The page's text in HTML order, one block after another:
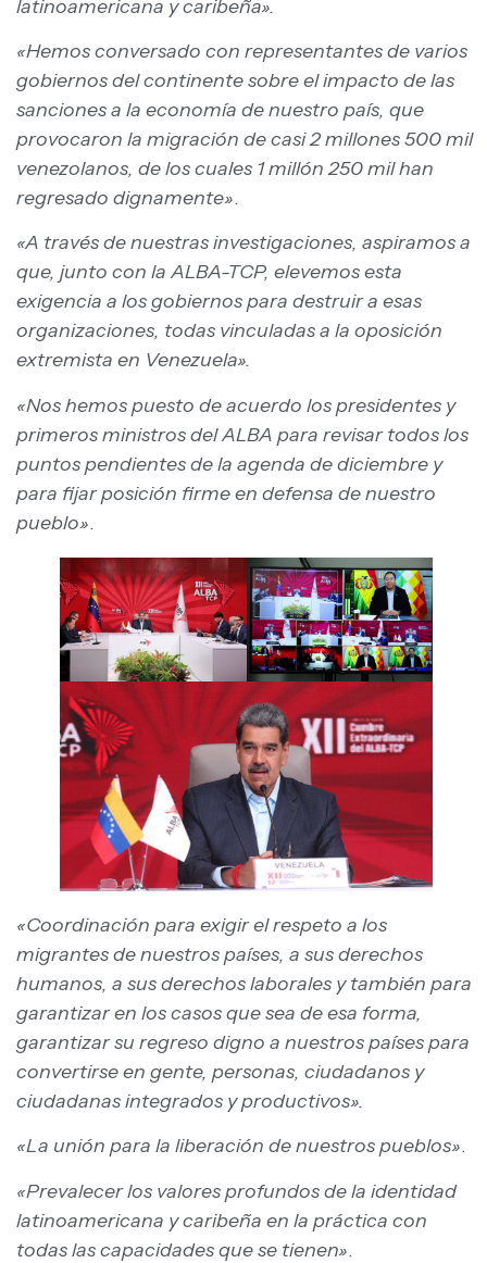
latinoamericana y caribeña».
«Hemos conversado con representantes de varios
gobiernos del continente sobre el impacto de las
sanciones a la economía de nuestro país, que
provocaron la migración de casi 2 millones 500 mil
venezolanos, de los cuales 1 millón 250 mil han
regresado dignamente».
«A través de nuestras investigaciones, aspiramos a
que, junto con la ALBA-TCP, elevemos esta
exigencia a los gobiernos para destruir a esas
organizaciones, todas vinculadas a la oposición
extremista en Venezuela».
«Nos hemos puesto de acuerdo los presidentes y
primeros ministros del ALBA para revisar todos los
puntos pendientes de la agenda de diciembre y
para fijar posición firme en defensa de nuestro
pueblo».
«Coordinación para exigir el respeto a los
migrantes de nuestros países, a sus derechos
humanos, a sus derechos laborales y también para
garantizar en los casos que sea de esa forma,
garantizar su regreso digno a nuestros países para
convertirse en gente, personas, ciudadanos y
ciudadanas integrados y productivos».
«La unión para la liberación de nuestros pueblos».
«Prevalecer los valores profundos de la identidad
latinoamericana y caribeña en la práctica con
todas las capacidades que se tienen».